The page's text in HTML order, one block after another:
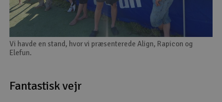
Vi havde en stand, hvor vi præsenterede Align, Rapicon og
Elefun.
Fantastisk vejr